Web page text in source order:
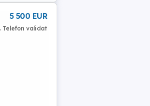
5 500 EUR
Telefon validat